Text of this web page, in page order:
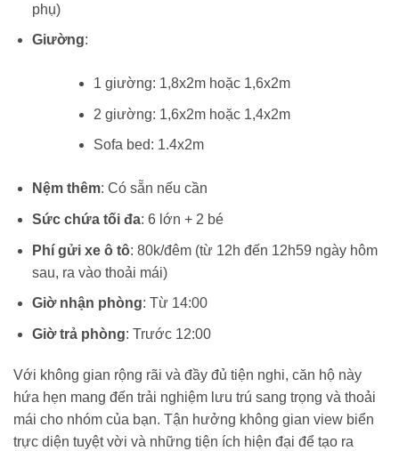
phụ)
Giường:
1 giường: 1,8x2m hoặc 1,6x2m
2 giường: 1,6x2m hoặc 1,4x2m
Sofa bed: 1.4x2m
Nệm thêm: Có sẵn nếu cần
Sức chứa tối đa: 6 lớn + 2 bé
Phí gửi xe ô tô: 80k/đêm (từ 12h đến 12h59 ngày hôm
sau, ra vào thoải mái)
Giờ nhận phòng: Từ 14:00
Giờ trả phòng: Trước 12:00
Với không gian rộng rãi và đầy đủ tiện nghi, căn hộ này
hứa hẹn mang đến trải nghiệm lưu trú sang trọng và thoải
mái cho nhóm của bạn. Tận hưởng không gian view biển
trực diện tuyệt vời và những tiện ích hiện đại để tạo ra